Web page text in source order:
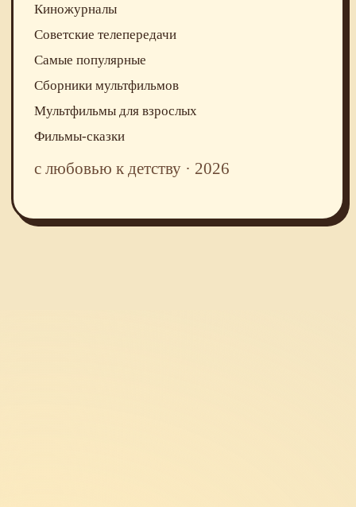
Киножурналы
Советские телепередачи
Самые популярные
Сборники мультфильмов
Мультфильмы для взрослых
Фильмы-сказки
с любовью к детству · 2026